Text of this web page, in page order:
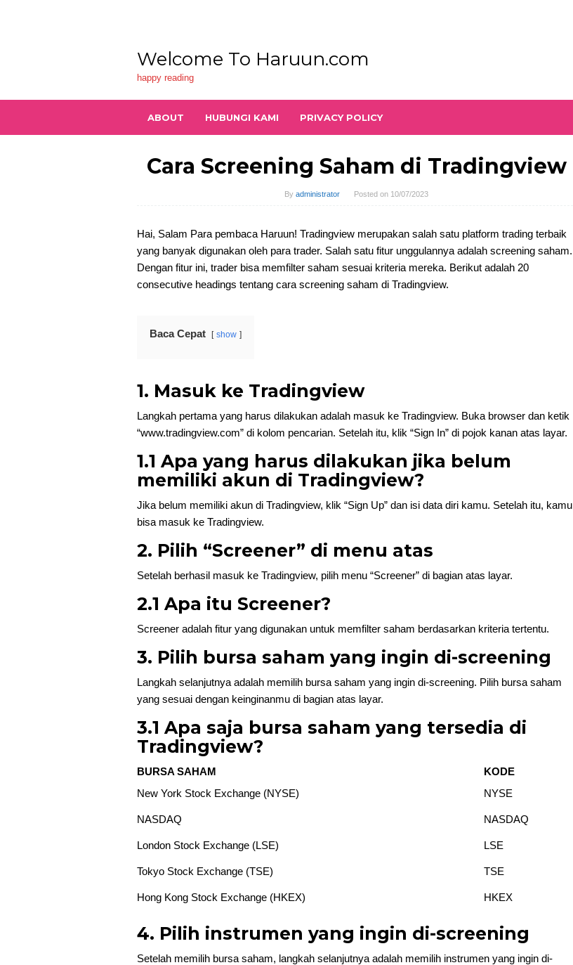
Welcome To Haruun.com
happy reading
ABOUT HUBUNGI KAMI PRIVACY POLICY
Cara Screening Saham di Tradingview
Byadministrator Posted on 10/07/2023
Hai, Salam Para pembaca Haruun! Tradingview merupakan salah satu platform trading terbaik
yang banyak digunakan oleh para trader. Salah satu fitur unggulannya adalah screening saham.
Dengan fitur ini, trader bisa memfilter saham sesuai kriteria mereka. Berikut adalah 20
consecutive headings tentang cara screening saham di Tradingview.
Baca Cepat show
1. Masuk ke Tradingview
Langkah pertama yang harus dilakukan adalah masuk ke Tradingview. Buka browser dan ketik
“www.tradingview.com” di kolom pencarian. Setelah itu, klik “Sign In” di pojok kanan atas layar.
1.1 Apa yang harus dilakukan jika belum
memiliki akun di Tradingview?
Jika belum memiliki akun di Tradingview, klik “Sign Up” dan isi data diri kamu. Setelah itu, kamu
bisa masuk ke Tradingview.
2. Pilih “Screener” di menu atas
Setelah berhasil masuk ke Tradingview, pilih menu “Screener” di bagian atas layar.
2.1 Apa itu Screener?
Screener adalah fitur yang digunakan untuk memfilter saham berdasarkan kriteria tertentu.
3. Pilih bursa saham yang ingin di-screening
Langkah selanjutnya adalah memilih bursa saham yang ingin di-screening. Pilih bursa saham
yang sesuai dengan keinginanmu di bagian atas layar.
3.1 Apa saja bursa saham yang tersedia di
Tradingview?
BURSA SAHAM
KODE
New York Stock Exchange (NYSE)
NYSE
NASDAQ NASDAQ
London Stock Exchange (LSE) LSE
Tokyo Stock Exchange (TSE) TSE
Hong Kong Stock Exchange (HKEX) HKEX
4. Pilih instrumen yang ingin di-screening
Setelah memilih bursa saham, langkah selanjutnya adalah memilih instrumen yang ingin di-